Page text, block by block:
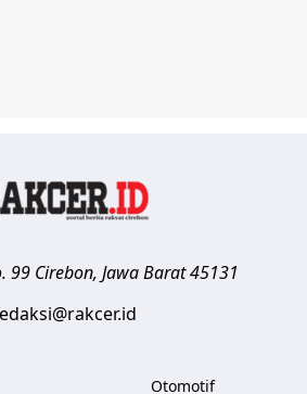
99 Cirebon, Jawa Barat 45131
Otomotif